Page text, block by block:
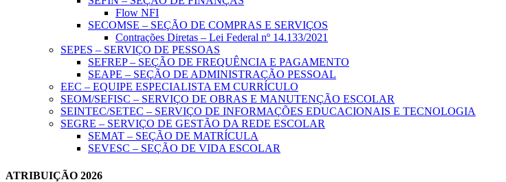
Flow NFI
SECOMSE – SEÇÃO DE COMPRAS E SERVIÇOS
Contrações Diretas – Lei Federal nº 14.133/2021
SEPES – SERVIÇO DE PESSOAS
SEFREP – SEÇÃO DE FREQUÊNCIA E PAGAMENTO
SEAPE – SEÇÃO DE ADMINISTRAÇÃO PESSOAL
EEC – EQUIPE ESPECIALISTA EM CURRÍCULO
SEOM/SEFISC – SERVIÇO DE OBRAS E MANUTENÇÃO ESCOLAR
SEINTEC/SETEC – SERVIÇO DE INFORMAÇÕES EDUCACIONAIS E TECNOLOGIA
SEGRE – SERVIÇO DE GESTÃO DA REDE ESCOLAR
SEMAT – SEÇÃO DE MATRÍCULA
SEVESC – SEÇÃO DE VIDA ESCOLAR
ATRIBUIÇÃO 2026